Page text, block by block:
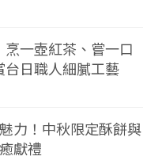
一壺紅茶、嘗一口
日職人細膩工藝
力！中秋限定酥餅與
獻禮